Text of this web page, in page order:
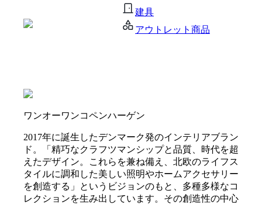
建具
アウトレット商品
ワンオーワンコペンハーゲン
2017年に誕生したデンマーク発のインテリアブラン
ド。「精巧なクラフツマンシップと品質、時代を超
えたデザイン。これらを兼ね備え、北欧のライフス
タイルに調和した美しい照明やホームアクセサリー
を創造する」というビジョンのもと、多種多様なコ
レクションを生み出しています。その創造性の中心